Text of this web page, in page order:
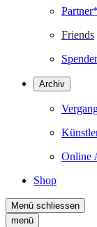
Friends
Archiv
Online
Shop
Menü schliessen
menü